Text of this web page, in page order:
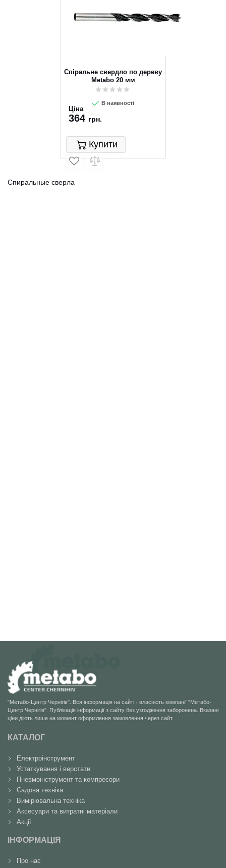
Спіральне свердло по дереву
Metabo 20 мм
В наявності
Ціна
364 грн.
Купити
Спиральные сверла
"Метабо-Центр Чернігів". Вся інформація на сайті - власність компанії "Метабо-
Центр Чернігів". Публікація інформації з сайту без узгодження заборонена. Вказані
ціни діють лише на момент оформлення замовлення через сайт.
КАТАЛОГ
Електроінструмент
Устаткування і верстати
Пневмоінструмент та компресори
Садова техніка
Вимірювальна техніка
Аксесуари та витратні матеріали
Акції
ІНФОРМАЦІЯ
Про нас